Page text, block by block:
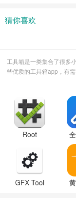
猜你喜欢
工具箱是一类集合了很多
些优质的工具箱app，有
Root
Basic检测
工具官方
版
GFX Tool